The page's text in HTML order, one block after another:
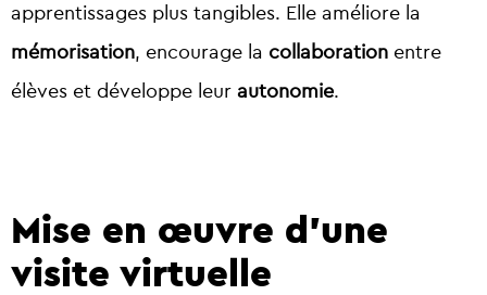
apprentissages plus tangibles. Elle améliore la
mémorisation, encourage la collaboration entre
élèves et développe leur autonomie.
Mise en œuvre d'une
visite virtuelle